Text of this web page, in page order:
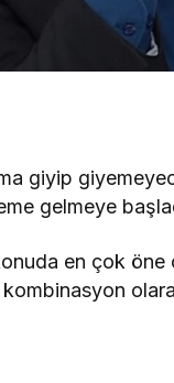
giyip
gelmeye
en çok öne